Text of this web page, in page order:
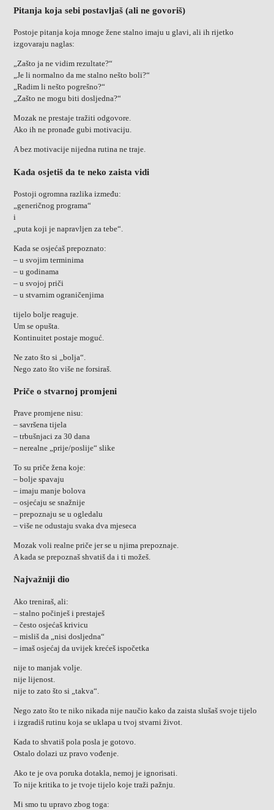
Pitanja koja sebi postavljaš (ali ne govoriš)
Postoje pitanja koja mnoge žene stalno imaju u glavi, ali ih rijetko
izgovaraju naglas:
„Zašto ja ne vidim rezultate?“
„Je li normalno da me stalno nešto boli?“
„Radim li nešto pogrešno?“
„Zašto ne mogu biti dosljedna?“
Mozak ne prestaje tražiti odgovore.
Ako ih ne pronađe gubi motivaciju.
A bez motivacije nijedna rutina ne traje.
Kada osjetiš da te neko zaista vidi
Postoji ogromna razlika između:
„generičnog programa“
i
„puta koji je napravljen za tebe“.
Kada se osjećaš prepoznato:
– u svojim terminima
– u godinama
– u svojoj priči
– u stvarnim ograničenjima
tijelo bolje reaguje.
Um se opušta.
Kontinuitet postaje moguć.
Ne zato što si „bolja“.
Nego zato što više ne forsiraš.
Priče o stvarnoj promjeni
Prave promjene nisu:
– savršena tijela
– trbušnjaci za 30 dana
– nerealne „prije/poslije“ slike
To su priče žena koje:
– bolje spavaju
– imaju manje bolova
– osjećaju se snažnije
– prepoznaju se u ogledalu
– više ne odustaju svaka dva mjeseca
Mozak voli realne priče jer se u njima prepoznaje.
A kada se prepoznaš shvatiš da i ti možeš.
Najvažniji dio
Ako treniraš, ali:
– stalno počinješ i prestaješ
– često osjećaš krivicu
– misliš da „nisi dosljedna“
– imaš osjećaj da uvijek krećeš ispočetka
nije to manjak volje.
nije lijenost.
nije to zato što si „takva“.
Nego zato što te niko nikada nije naučio kako da zaista slušaš svoje tijelo
i izgradiš rutinu koja se uklapa u tvoj stvarni život.
Kada to shvatiš pola posla je gotovo.
Ostalo dolazi uz pravo vođenje.
Ako te je ova poruka dotakla, nemoj je ignorisati.
To nije kritika to je tvoje tijelo koje traži pažnju.
Mi smo tu upravo zbog toga: